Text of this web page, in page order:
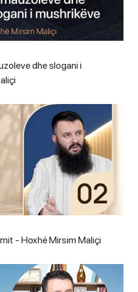
dhe slogani i
- Hoxhë Mirsim Maliçi